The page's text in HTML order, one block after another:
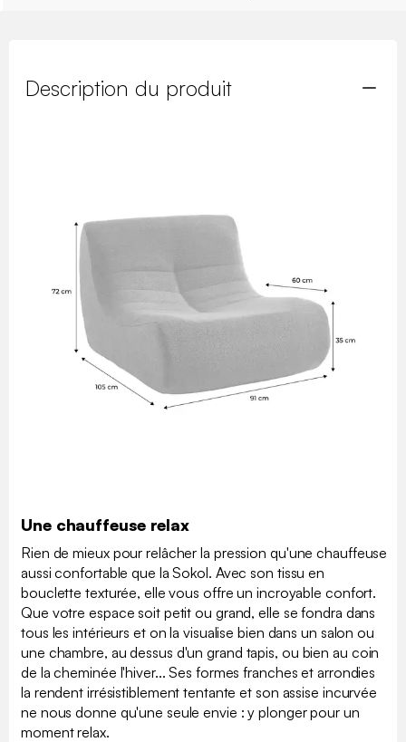
Description du produit
Une chauffeuse relax
Rien de mieux pour relâcher la pression qu'une chauffeuse
aussi confortable que la Sokol. Avec son tissu en
bouclette texturée, elle vous offre un incroyable confort.
Que votre espace soit petit ou grand, elle se fondra dans
tous les intérieurs et on la visualise bien dans un salon ou
une chambre, au dessus d'un grand tapis, ou bien au coin
de la cheminée l'hiver... Ses formes franches et arrondies
la rendent irrésistiblement tentante et son assise incurvée
ne nous donne qu'une seule envie : y plonger pour un
moment relax.